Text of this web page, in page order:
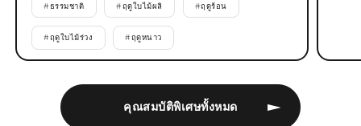
คุณสมบัติพิเศษทั้งหมด
#ธรรมชาติ #ฤดูใบไม้ผลิ #ฤดูร้อน
#ฤดูใบไม้ร่วง #ฤดูหนาว